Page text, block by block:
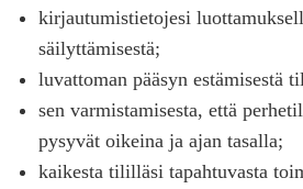
kirjautumistietojesi
säilyttämisestä;
luvattoman pääsyn estämisestä
sen varmistamisesta, että
pysyvät oikeina ja ajan tasalla;
kaikesta tililläsi tapahtuvasta